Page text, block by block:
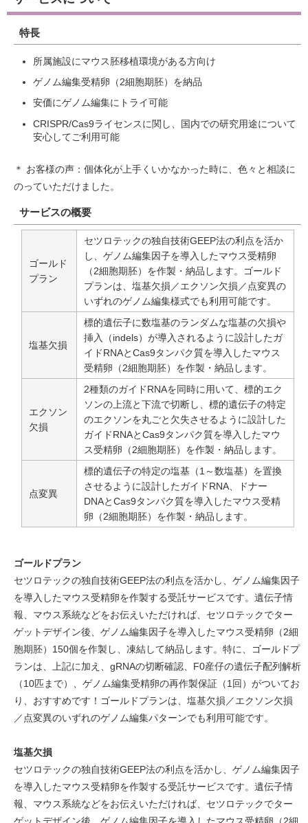
特長
所属施設にマウス胚移植環境がある方向け
ゲノム編集受精卵（2細胞期胚）を納品
安価にゲノム編集にトライ可能
CRISPR/Cas9ライセンスに関し、国内での研究用途について
安心してご利用可能
＊ お客様の声：個体化が上手くいかなかった時に、色々と相談に
のっていただけました。
サービスの概要
ゴールド
プラン
セツロテックの独自技術GEEP法の利点を活か
し、ゲノム編集因子を導入したマウス受精卵
（2細胞期胚）を作製・納品します。ゴールド
プランは、塩基欠損／エクソン欠損／点変異の
いずれのゲノム編集様式でも利用可能です。
塩基欠損
標的遺伝子に数塩基のランダムな塩基の欠損や
挿入（indels）が導入されるように設計したガ
イドRNAとCas9タンパク質を導入したマウス
受精卵（2細胞期胚）を作製・納品します。
エクソン
欠損
2種類のガイドRNAを同時に用いて、標的エク
ソンの上流と下流で切断し、標的遺伝子の特定
のエクソンを丸ごと欠失させるように設計した
ガイドRNAとCas9タンパク質を導入したマウ
ス受精卵（2細胞期胚）を作製・納品します。
点変異
標的遺伝子の特定の塩基（1～数塩基）を置換
させるように設計したガイドRNA、ドナー
DNAとCas9タンパク質を導入したマウス受精
卵（2細胞期胚）を作製・納品します。
ゴールドプラン
セツロテックの独自技術GEEP法の利点を活かし、ゲノム編集因子
を導入したマウス受精卵を作製する受託サービスです。遺伝子情
報、マウス系統などをお伝えいただければ、セツロテックでター
ゲットデザイン後、ゲノム編集因子を導入したマウス受精卵（2細
胞期胚）150個を作製し、凍結して納品します。特に、ゴールドプ
ランは、上記に加え、gRNAの切断確認、F0産仔の遺伝子配列解析
（10匹まで）、ゲノム編集受精卵の再作製保証（1回）がついてお
り、おすすめです！ゴールドプランは、塩基欠損／エクソン欠損
／点変異のいずれのゲノム編集パターンでも利用可能です。
塩基欠損
セツロテックの独自技術GEEP法の利点を活かし、ゲノム編集因子
を導入したマウス受精卵を作製する受託サービスです。遺伝子情
報、マウス系統などをお伝えいただければ、セツロテックでター
ワケンG オンラインショップ
薬研社 ホームページ